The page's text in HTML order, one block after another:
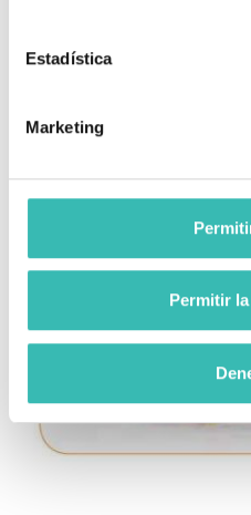
Estadística
Marketing
Permitir
ambos pies.
Coloque la cinta métrica
perímetro metatarsal según
3. Ahora que ya sabe el